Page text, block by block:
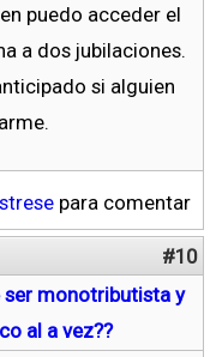
puedo acceder el
a dos jubilaciones.
si alguien
para comentar
#10
ser monotributista y
al a vez??